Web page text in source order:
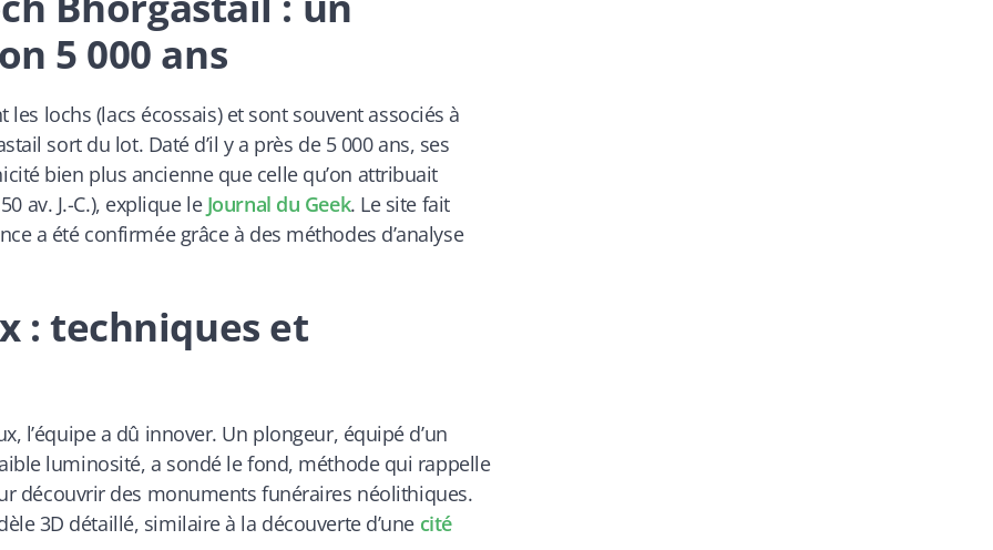
5 000 ans
lochs (lacs écossais) et sont souvent associés à
sort du lot. Daté d’il y a près de 5 000 ans, ses
bien plus ancienne que celle qu’on attribuait
av. J.-C.), explique le Journal du Geek. Le site fait
a été confirmée grâce à des méthodes d’analyse
: techniques et
l’équipe a dû innover. Un plongeur, équipé d’un
luminosité, a sondé le fond, méthode qui rappelle
découvrir des monuments funéraires néolithiques.
3D détaillé, similaire à la découverte d’une cité